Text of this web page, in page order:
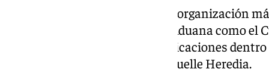
Esta obra forma parte de una reorganización
oficiales en el Puerto. Tanto la Aduana como el
siendo trasladadas a nuevas ubicaciones
permitirá liberar espacios en Muelle Heredia.